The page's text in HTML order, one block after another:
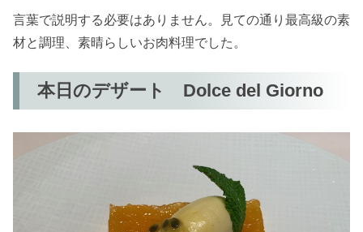
言葉で説明する必要はありません。見ての通り最高級の素
材と調理、素晴らしいお肉料理でした。
本日のデザート Dolce del Giorno